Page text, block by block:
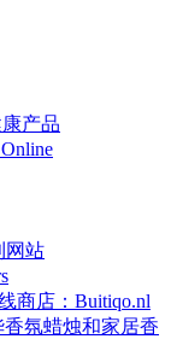
产品
网站
商店：Buitiqo.nl
香氛蜡烛和家居香